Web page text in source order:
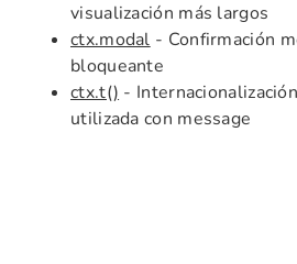
visualización más largos
ctx.modal - Confirmación
bloqueante
ctx.t() -
utilizada con message